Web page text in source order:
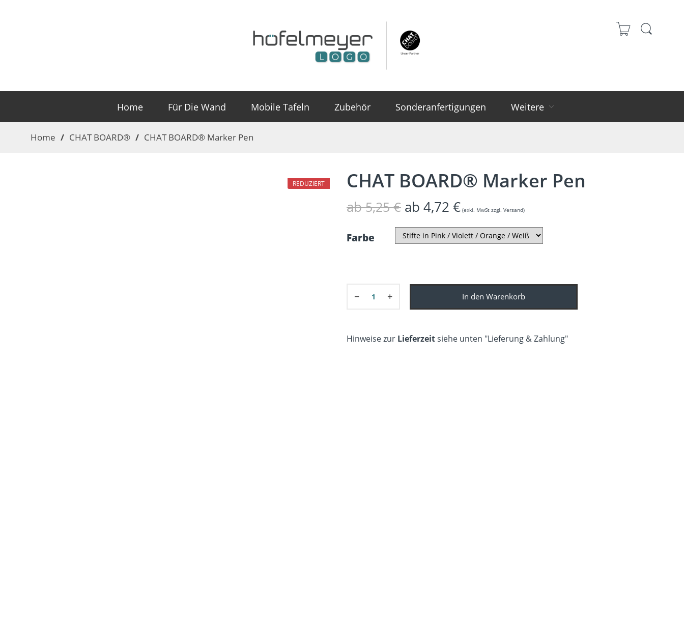
Home Für Die Wand Mobile Tafeln Zubehör Sonderanfertigungen Weitere
Home / CHAT BOARD® / CHAT BOARD® Marker Pen
REDUZIERT CHAT BOARD® Marker Pen
ab5,25€ ab4,72€ (exkl. MwSt zzgl. Versand)
Farbe
+
− In den Warenkorb
Hinweise zur Lieferzeitsiehe unten "Lieferung & Zahlung"